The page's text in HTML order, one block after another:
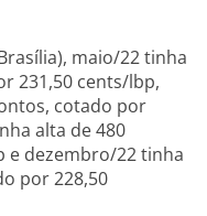
maio/22 tinha
231,50 cents/lbp,
cotado por
alta de 480
e dezembro/22 tinha
por 228,50